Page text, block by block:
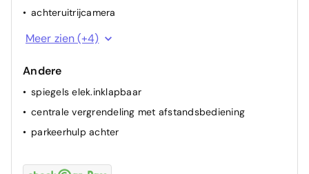
achteruitrijcamera
alarm
airbag passagier
ABS
Meer zien (+4)
Andere
spiegels elek.inklapbaar
centrale vergrendeling met afstandsbediening
parkeerhulp achter